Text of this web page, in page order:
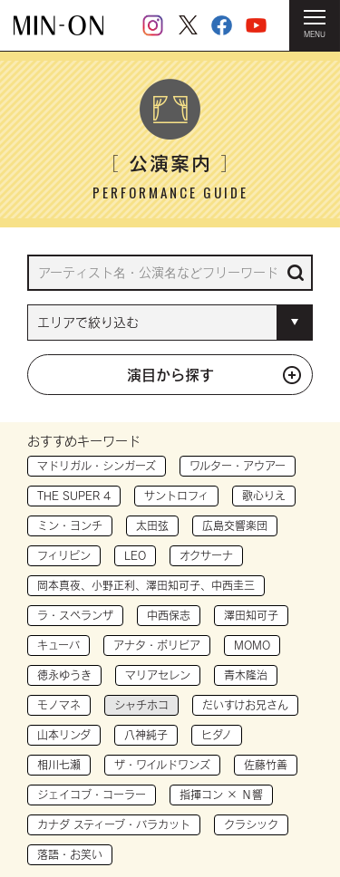
MENU
HOME ＞ 公演案内
［公演案内］
PERFORMANCE GUIDE
演目から探す
おすすめキーワード
マドリガル・シンガーズ ワルター・アウアー
THE SUPER 4 サントロフィ 歌心りえ
ミン・ヨンチ 太田弦 広島交響楽団
フィリピン LEO オクサーナ
岡本真夜、小野正利、澤田知可子、中西圭三
ラ・スペランザ 中西保志 澤田知可子
キューバ アナタ・ボリビア MOMO
徳永ゆうき マリアセレン 青木隆治
モノマネ シャチホコ だいすけお兄さん
山本リンダ 八神純子 ヒダノ
相川七瀬 ザ・ワイルドワンズ 佐藤竹善
ジェイコブ・コーラー 指揮コン × Ｎ響
カナダ スティーブ・バラカット クラシック
落語・お笑い